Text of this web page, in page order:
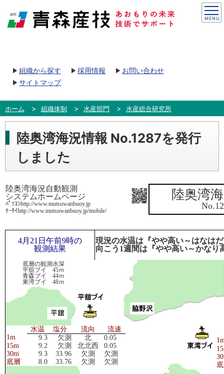
組織から探す 採用情報
お問い合わせ
サイトマップ
ホーム 組織体制 水産部門 水産総合研究所
陸奥湾海況情報 No.1287を発行
しました
陸奥湾海況自動観測
システムホームページ
ﾊﾟｿｺﾝhttp://www.mutsuwanbuoy.jp
陸奥湾
ｹｰﾀｲhttp://www.mutsuwanbuoy.jp/mobile/
4月21日午前9時の
観測結果
現況の水温は『やや高い～はなは
向こう1週間は『やや高い～かな
底層の観測水深
平舘ブイ 45ｍ
青森ブイ 44ｍ
東湾ブイ 48ｍ
水温 塩分 流向
流速
1m
9.3 欠測 北
0.05
15m
9.2 欠測 北北西
0.05
30m
9.3 33.96 欠測
欠測
底層
8.0 33.76 欠測 欠測